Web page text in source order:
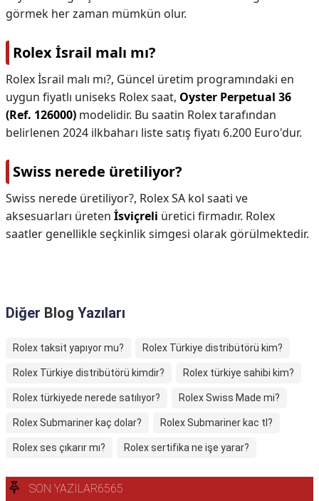
görmek her zaman mümkün olur.
Rolex İsrail malı mı?
Rolex İsrail malı mı?, Güncel üretim programındaki en
uygun fiyatlı uniseks Rolex saat, Oyster Perpetual 36
(Ref. 126000) modelidir. Bu saatin Rolex tarafından
belirlenen 2024 ilkbaharı liste satış fiyatı 6.200 Euro'dur.
Swiss nerede üretiliyor?
Swiss nerede üretiliyor?, Rolex SA kol saati ve
aksesuarları üreten İsviçreli üretici firmadır. Rolex
saatler genellikle seçkinlik simgesi olarak görülmektedir.
Diğer Blog Yazıları
Rolex taksit yapıyor mu? Rolex Türkiye distribütörü kim?
Rolex Türkiye distribütörü kimdir? Rolex türkiye sahibi kim?
Rolex türkiyede nerede satılıyor? Rolex Swiss Made mi?
Rolex Submariner kaç dolar? Rolex Submariner kac tl?
Rolex ses çıkarır mı? Rolex sertifika ne işe yarar?
SON YAZILAR6565